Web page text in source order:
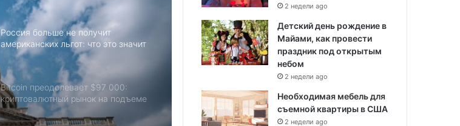
Россия больше не получит
американских льгот: что это значит
и к чему приведёт
Bitcoin преодолевает $97 000:
криптовалютный рынок на подъеме
2 недели ago
Детский день рождение в
Майами, как провести
праздник под открытым
небом
2 недели ago
Необходимая мебель для
съемной квартиры в США
2 недели ago